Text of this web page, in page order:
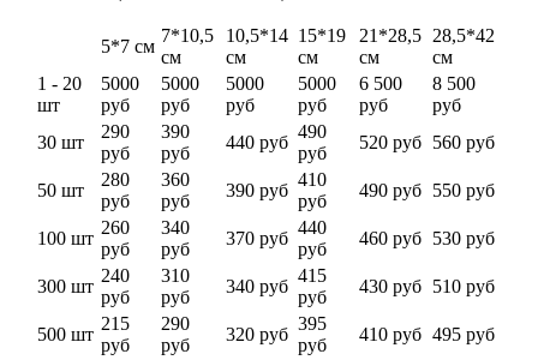
5*7 см
7*10,5
см
10,5*14
см
15*19
см
21*28,5
см
28,5*42
см
1 - 20
шт
5000
руб
5000
руб
5000
руб
5000
руб
6 500
руб
8 500
руб
30 шт
290
руб
390
руб
440 руб
490
руб
520 руб 560 руб
50 шт
280
руб
360
руб
390 руб
410
руб
490 руб 550 руб
100 шт
260
руб
340
руб
370 руб
440
руб
460 руб 530 руб
300 шт
240
руб
310
руб
340 руб
415
руб
430 руб 510 руб
500 шт
215
руб
290
руб
320 руб
395
руб
410 руб 495 руб